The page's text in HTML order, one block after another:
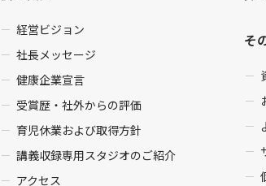
経営ビジョン
社長メッセージ
健康企業宣言
受賞歴・社外からの評価
育児休業および取得方針
講義収録専用スタジオのご紹介
アクセス
そ